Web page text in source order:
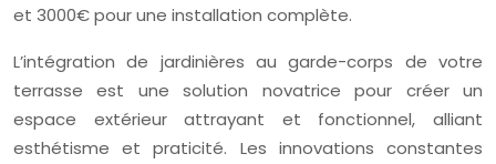
et 3000€ pour une installation complète.
L’intégration de jardinières au garde-corps de votre
terrasse est une solution novatrice pour créer un
espace extérieur attrayant et fonctionnel, alliant
esthétisme et praticité. Les innovations constantes